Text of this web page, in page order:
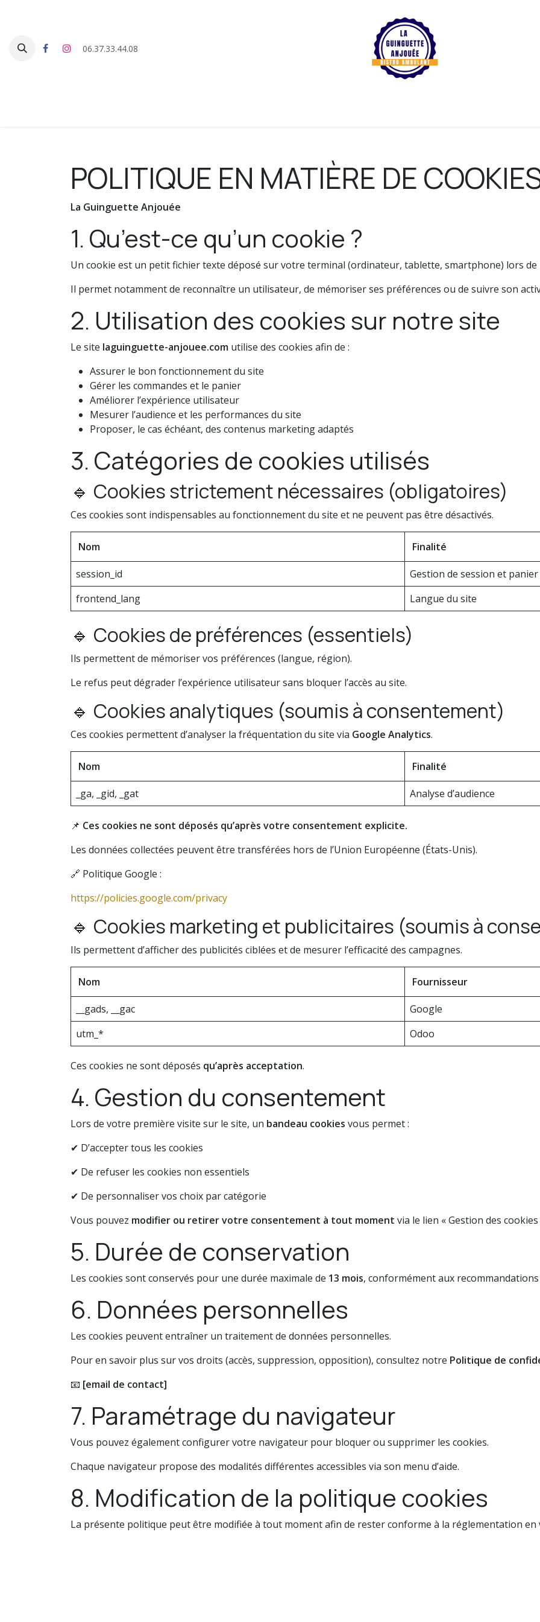
06.37.33.44.08
POLITIQUE EN MATIÈRE DE
La Guinguette Anjouée
1. Qu’est-ce qu’un cookie ?
Un cookie est un petit fichier texte déposé sur votre terminal (ordinateur, tablette, smartphone) lors de
Il permet notamment de reconnaître un utilisateur, de mémoriser ses préférences ou de suivre son
2. Utilisation des cookies sur notre site
Le site laguinguette-anjouee.com utilise des cookies afin de :
Assurer le bon fonctionnement du site
Gérer les commandes et le panier
Améliorer l’expérience utilisateur
Mesurer l’audience et les performances du site
Proposer, le cas échéant, des contenus marketing adaptés
3. Catégories de cookies utilisés
🔹 Cookies strictement nécessaires (obligatoires)
Ces cookies sont indispensables au fonctionnement du site et ne peuvent pas être désactivés.
Nom Finalité
session_id
Gestion de session et panier
frontend_lang
Langue du site
🔹 Cookies de préférences (essentiels)
Ils permettent de mémoriser vos préférences (langue, région).
Le refus peut dégrader l’expérience utilisateur sans bloquer l’accès au site.
🔹 Cookies analytiques (soumis à consentement)
Ces cookies permettent d’analyser la fréquentation du site via Google Analytics.
Nom Finalité
_ga, _gid, _gat Analyse d’audience
📌 Ces cookies ne sont déposés qu’après votre consentement explicite.
Les données collectées peuvent être transférées hors de l’Union Européenne (États-Unis).
🔗 Politique Google :
https://policies.google.com/privacy
🔹 Cookies marketing et publicitaires (soumis à
Ils permettent d’afficher des publicités ciblées et de mesurer l’efficacité des campagnes.
Nom Fournisseur
__gads, __gac
Google
utm_*
Odoo
Ces cookies ne sont déposés qu’après acceptation.
4. Gestion du consentement
Lors de votre première visite sur le site, un bandeau cookies vous permet :
✔ D’accepter tous les cookies
✔ De refuser les cookies non essentiels
✔ De personnaliser vos choix par catégorie
Vous pouvez modifier ou retirer votre consentement à tout moment via le lien « Gestion des
5. Durée de conservation
Les cookies sont conservés pour une durée maximale de 13 mois, conformément aux recommandations
6. Données personnelles
Les cookies peuvent entraîner un traitement de données personnelles.
Pour en savoir plus sur vos droits (accès, suppression, opposition), consultez notre Politique de
📧 [email de contact]
7. Paramétrage du navigateur
Vous pouvez également configurer votre navigateur pour bloquer ou supprimer les cookies.
Chaque navigateur propose des modalités différentes accessibles via son menu d’aide.
8. Modification de la politique cookies
La présente politique peut être modifiée à tout moment afin de rester conforme à la réglementation en